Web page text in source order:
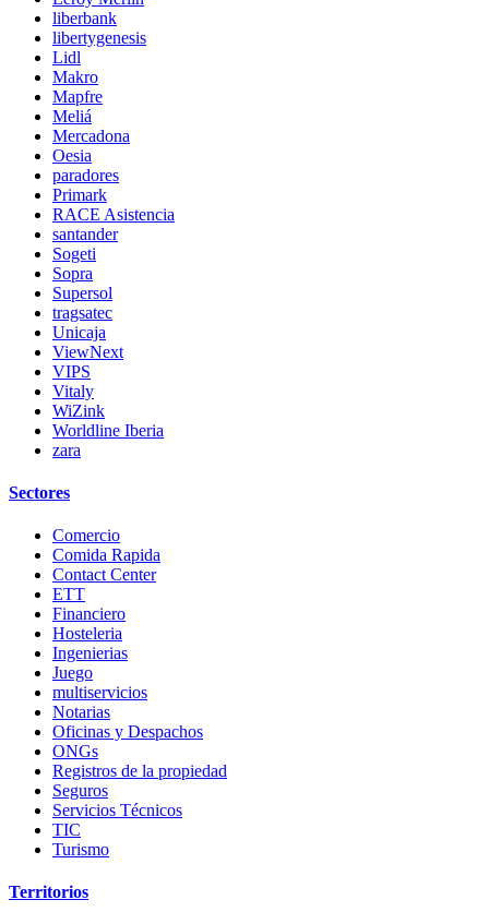
liberbank
libertygenesis
Lidl
Makro
Mapfre
Meliá
Mercadona
Oesia
paradores
Primark
RACE Asistencia
santander
Sogeti
Sopra
Supersol
tragsatec
Unicaja
ViewNext
VIPS
Vitaly
WiZink
Worldline Iberia
zara
Sectores
Comercio
Comida Rapida
Contact Center
ETT
Financiero
Hosteleria
Ingenierias
Juego
multiservicios
Notarias
Oficinas y Despachos
ONGs
Registros de la propiedad
Seguros
Servicios Técnicos
TIC
Turismo
Territorios